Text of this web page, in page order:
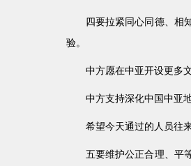
四要拉紧同心同德、相
验。
中方愿在中亚开设更多
中方支持深化中国中亚
希望今天通过的人员往
五要维护公正合理、平